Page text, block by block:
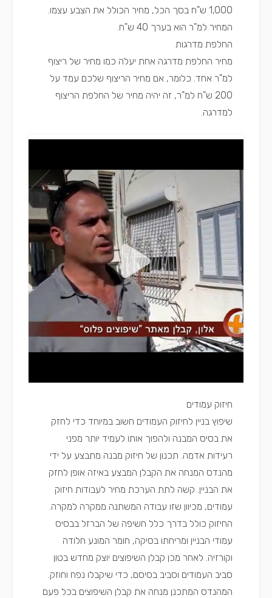
1,000 ש"ח בסך הכל, מחיר הכולל את הצבע עצמו.
המחיר למ"ר הוא בערך 40 ש"ח.
החלפת מדרגות
מחיר החלפת מדרגה אחת יעלה כמו מחיר של ריצוף
למ"ר אחד. כלומר, אם מחיר הריצוף שלכם עמד על
200 ש"ח למ"ר, זה יהיה מחיר של החלפת הריצוף
למדרגה.
חיזוק עמודים
שיפוץ בניין לחיזוק העמודים חשוב במיוחד כדי לחזק
את בסיס המבנה ולהפוך אותו לעמיד יותר מפני
רעידות אדמה. תכנון של חיזוק מבנה מתבצע על ידי
מהנדס המנחה את הקבלן המבצע באיזה אופן לחזק
את הבניין. קשה לתת הערכת מחיר לעבודות חיזוק
עמודים, מכיוון שזו עבודה המשתנה ממקרה למקרה.
החיזוק כולל בדרך כלל חשיפה של הברזל בבסיס
עמודי הבניין ומריחתו בסיקה, חומר המונע חלודה
וקורזיה. לאחר מכן קבלן השיפוצים יוצק מחדש בטון
סביב העמודים וסביב בסיסם, כדי שיקבלו נפח וחוזק.
המהנדס המתכנן מנחה את קבלן השיפוצים בכל פעם